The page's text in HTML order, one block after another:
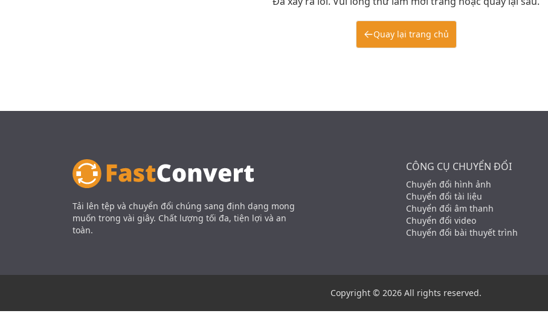
Quay lại trang chủ
Tải lên tệp và chuyển đổi chúng sang định dạng mong
muốn trong vài giây. Chất lượng tối đa, tiện lợi và an
toàn.
CÔNG CỤ CHUYỂN ĐỔI
Chuyển đổi hình ảnh
Chuyển đổi tài liệu
Chuyển đổi âm thanh
Chuyển đổi video
Chuyển đổi bài thuyết trình
Copyright © 2026 All rights reserved.